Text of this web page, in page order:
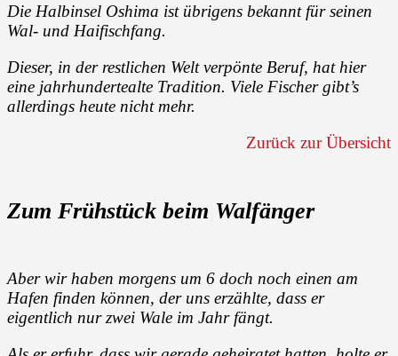
Die Halbinsel Oshima ist übrigens bekannt für seinen
Wal- und Haifischfang.
Dieser, in der restlichen Welt verpönte Beruf, hat hier
eine jahrhundertealte Tradition. Viele Fischer gibt’s
allerdings heute nicht mehr.
Zurück zur Übersicht
Zum Frühstück beim Walfänger
Aber wir haben morgens um 6 doch noch einen am
Hafen finden können, der uns erzählte, dass er
eigentlich nur zwei Wale im Jahr fängt.